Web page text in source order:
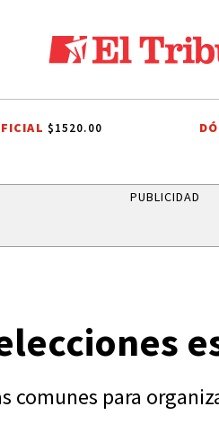
CAYETANO EFEMÉRIDES
$1520.00
PUBLICIDAD
comunes para